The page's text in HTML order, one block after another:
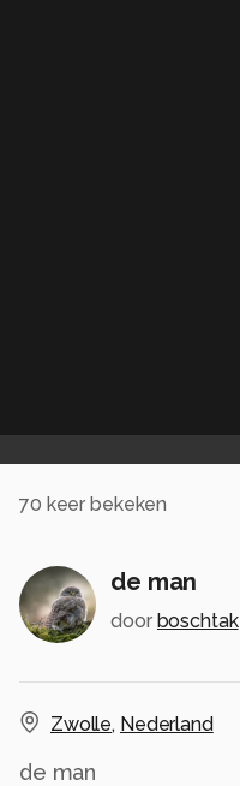
70 keer bekeken
de man
door boschtak
Zwolle, Nederland
de man